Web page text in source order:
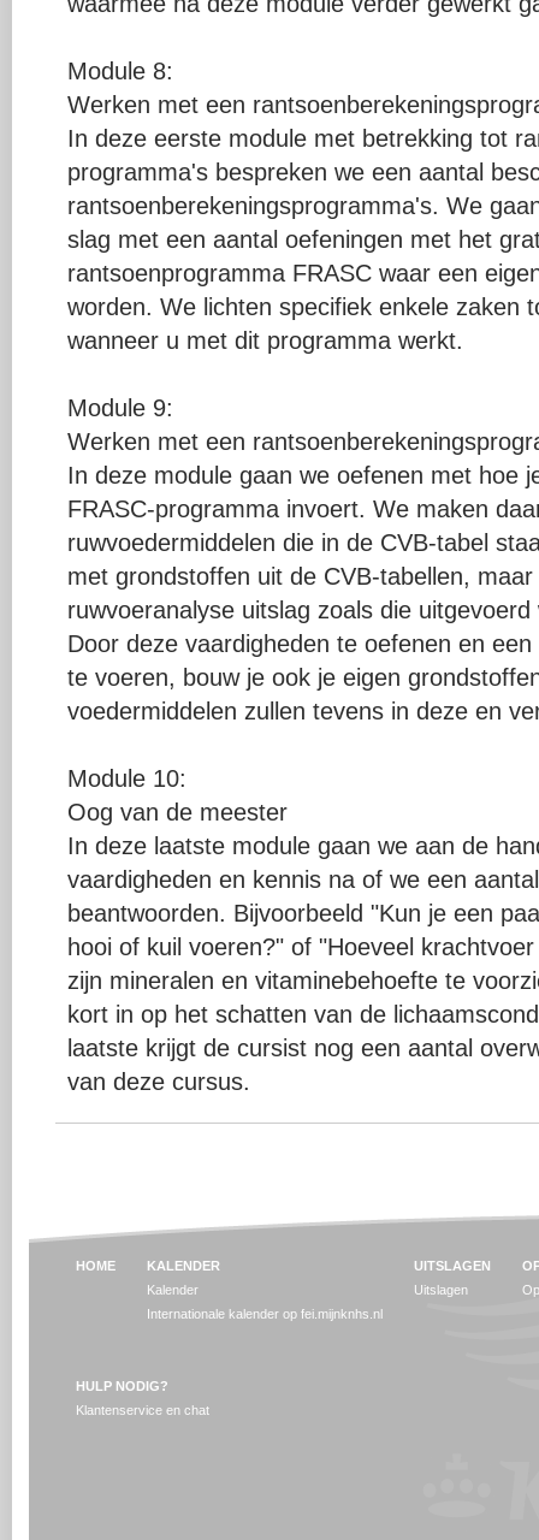
Module 8:
Werken met een
In deze eerste module met betrekking tot
programma's bespreken we een aantal
rantsoenberekeningsprogramma's. We
slag met een aantal oefeningen met het
rantsoenprogramma FRASC waar een
worden. We lichten specifiek enkele zaken
wanneer u met dit programma werkt.
Module 9:
Werken met een
In deze module gaan we oefenen met hoe
FRASC-programma invoert. We maken
ruwvoedermiddelen die in de CVB-tabel
met grondstoffen uit de CVB-tabellen,
ruwvoeranalyse uitslag zoals die
Door deze vaardigheden te oefenen en
te voeren, bouw je ook je eigen
voedermiddelen zullen tevens in deze en
Module 10:
Oog van de meester
In deze laatste module gaan we aan de
vaardigheden en kennis na of we een
beantwoorden. Bijvoorbeeld "Kun je een
hooi of kuil voeren?" of "Hoeveel
zijn mineralen en vitaminebehoefte te
kort in op het schatten van de
laatste krijgt de cursist nog een aantal
van deze cursus.
HOME
KALENDER
Kalender
Internationale kalender op fei.mijnknhs.nl
UITSLAGEN
Uitslagen
HULP NODIG?
Klantenservice en chat